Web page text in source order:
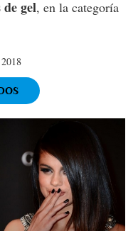
gel, en la categoría